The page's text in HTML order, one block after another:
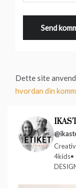
Dette site
hvordan din
4kids•